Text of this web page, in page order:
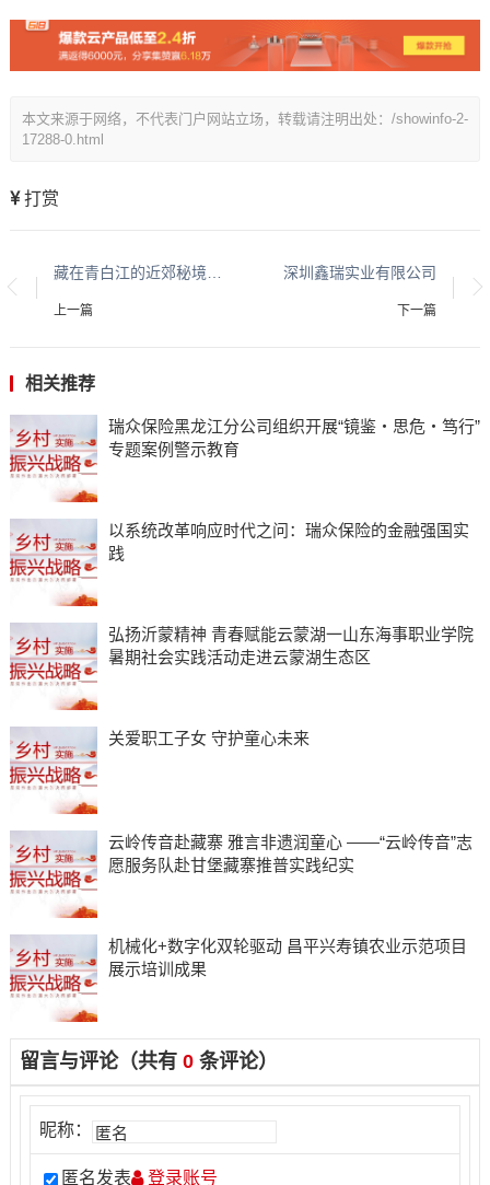
本文来源于网络，不代表门户网站立场，转载请注明出处：/showinfo-2-
17288-0.html
打赏
藏在青白江的近郊秘境！山水田园藏尽成都夏日诗意
上一篇
深圳鑫瑞实业有限公司
下一篇
相关推荐
瑞众保险黑龙江分公司组织开展“镜鉴・思危・笃行”
专题案例警示教育
以系统改革响应时代之问：瑞众保险的金融强国实
践
弘扬沂蒙精神 青春赋能云蒙湖一山东海事职业学院
暑期社会实践活动走进云蒙湖生态区
关爱职工子女 守护童心未来
云岭传音赴藏寨 雅言非遗润童心 ——“云岭传音”志
愿服务队赴甘堡藏寨推普实践纪实
机械化+数字化双轮驱动 昌平兴寿镇农业示范项目
展示培训成果
留言与评论（共有 0条评论）
昵称：
匿名发表 登录账号